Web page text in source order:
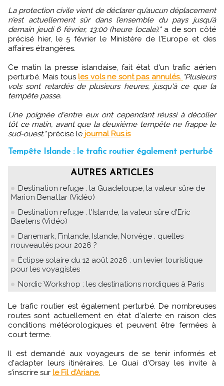
La protection civile vient de déclarer qu’aucun déplacement
n’est actuellement sûr dans l’ensemble du pays jusqu’à
demain jeudi 6 février, 13:00 (heure locale)."a de son côté
précisé hier, le 5 février le Ministère de l'Europe et des
affaires étrangères.
Ce matin la presse islandaise, fait état d'un trafic aérien
perturbé. Mais tousles vols ne sont pas annulés. "Plusieurs
vols sont retardés de plusieurs heures, jusqu'à ce que la
tempête passe.
Une poignée d'entre eux ont cependant réussi à décoller
tôt ce matin, avant que la deuxième tempête ne frappe le
sud-ouest."précise le journal Rus.is
Tempête Islande : le trafic routier également perturbé
AUTRES ARTICLES
Destination refuge : la Guadeloupe, la valeur sûre de
Marion Benattar (Vidéo)
Destination refuge : l'Islande, la valeur sûre d'Eric
Baetens (Vidéo)
Danemark, Finlande, Islande, Norvège : quelles
nouveautés pour 2026 ?
Éclipse solaire du 12 août 2026 : un levier touristique
pour les voyagistes
Nordic Workshop : les destinations nordiques à Paris
Le trafic routier est également perturbé. De nombreuses
routes sont actuellement en état d'alerte en raison des
conditions météorologiques et peuvent être fermées à
court terme.
Il est demandé aux voyageurs de se tenir informés et
d'adapter leurs itinéraires. Le Quai d'Orsay les invite à
s'inscrire sur le Fil d’Ariane.